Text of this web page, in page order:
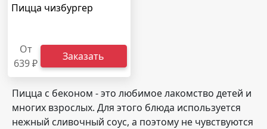
Пицца чизбургер
От
639 ₽
Заказать
Пицца с беконом - это любимое лакомство детей и
многих взрослых. Для этого блюда используется
нежный сливочный соус, а поэтому не чувствуются